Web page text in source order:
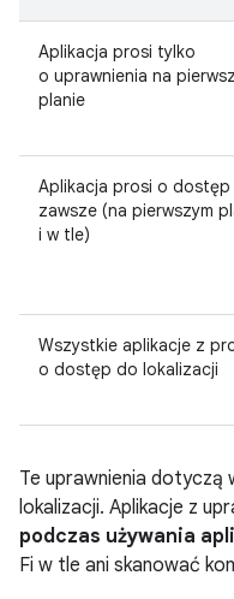
Aplikacja prosi tylko
o uprawnienia na
planie
Aplikacja prosi o dostęp
zawsze (na pierwszym
i w tle)
Wszystkie aplikacje z
o dostęp do lokalizacji
Te uprawnienia
lokalizacji. Aplikacje z
podczas używania
Fi w tle ani skanować